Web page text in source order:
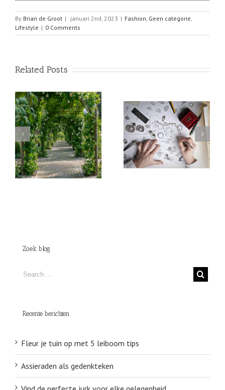
By Brian de Groot | januari 2nd, 2023 | Fashion Geen categorie
Lifestyle | 0 Comments
Related Posts
Assieraden als
gedenkteken
Vind de perfecte jurk
voor elke gelegenheid
Zoek blog
Recente berichten
Fleur je tuin op met 5 leiboom tips
Assieraden als gedenkteken